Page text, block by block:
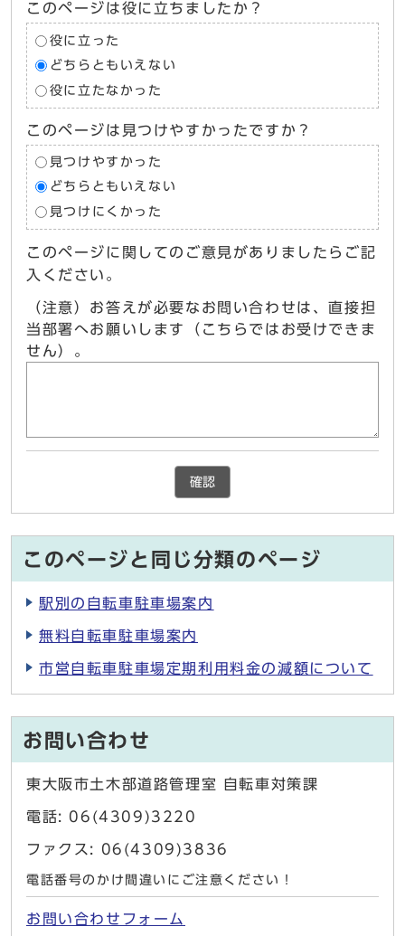
このページは役に立ちましたか？
役に立った
どちらともいえない
役に立たなかった
このページは見つけやすかったですか？
見つけやすかった
どちらともいえない
見つけにくかった
このページに関してのご意見がありましたらご記
入ください。
（注意）お答えが必要なお問い合わせは、直接担
当部署へお願いします（こちらではお受けできま
せん）。
確認
このページと同じ分類のページ
駅別の自転車駐車場案内
無料自転車駐車場案内
市営自転車駐車場定期利用料金の減額について
お問い合わせ
東大阪市土木部道路管理室 自転車対策課
電話: 06(4309)3220
ファクス: 06(4309)3836
電話番号のかけ間違いにご注意ください！
お問い合わせフォーム